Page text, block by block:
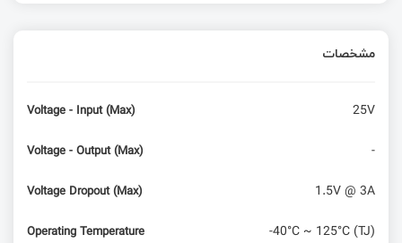
T-Pico-2350: یک کیت توسعه‌ی همه‌کاره با نمایشگر
نقد و بررسی Orange Pi 3B؛ Rockchip RK3566
SBC جدید
مشخصات
Voltage - Input (Max) 25V
Voltage - Output (Max) -
Voltage Dropout (Max) 1.5V @ 3A
Operating Temperature -40°C ~ 125°C (TJ)